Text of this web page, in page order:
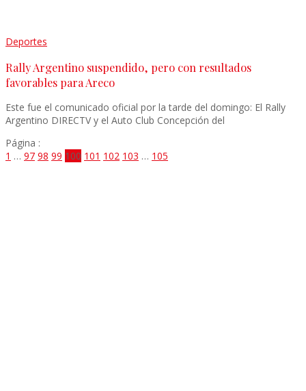
Deportes
Rally Argentino suspendido, pero con resultados
favorables para Areco
Este fue el comunicado oficial por la tarde del domingo: El Rally
Argentino DIRECTV y el Auto Club Concepción del
Página :
1 … 97 98 99 100 101 102 103 … 105